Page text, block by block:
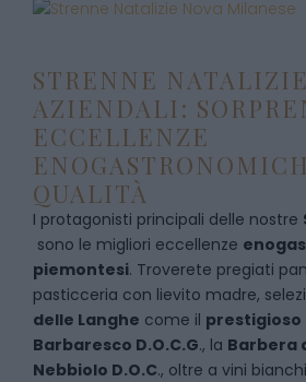
STRENNE NATALIZIE
AZIENDALI:
ECCELLENZE
QUALITÀ
I protagonisti principali delle nostre
sono le migliori eccellenze
piemontesi. Troverete pregiati
pasticceria con lievito madre,
delle Langhe come il prestigioso
Barbaresco D.O.C.G., la Barbera
Nebbiolo D.O.C., oltre a vini